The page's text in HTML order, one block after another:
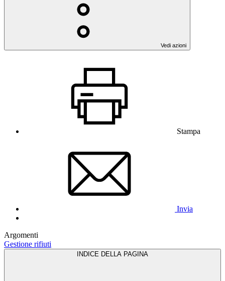
Vedi azioni
Stampa
Invia
Argomenti
Gestione rifiuti
INDICE DELLA PAGINA